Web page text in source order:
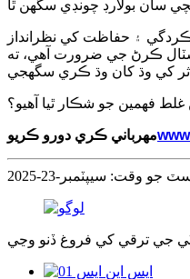
۽ حفاظت کي نظرانداز
ڪرڻ جي ضرورت آهي، ته
غلط فهمين جو شڪار ٿيا آهيو؟
مهرباني ڪري دورو ڪريو
جو وقت: سيپٽمبر-23-2025